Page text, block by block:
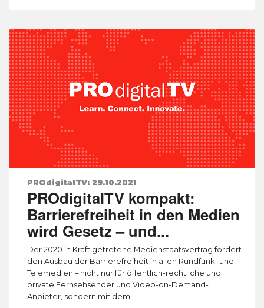
PROdigitalTV: 29.10.2021
PROdigitalTV kompakt:
Barrierefreiheit in den Medien
wird Gesetz – und...
Der 2020 in Kraft getretene Medienstaatsvertrag fordert
den Ausbau der Barrierefreiheit in allen Rundfunk- und
Telemedien – nicht nur für öffentlich-rechtliche und
private Fernsehsender und Video-on-Demand-
Anbieter, sondern mit dem...